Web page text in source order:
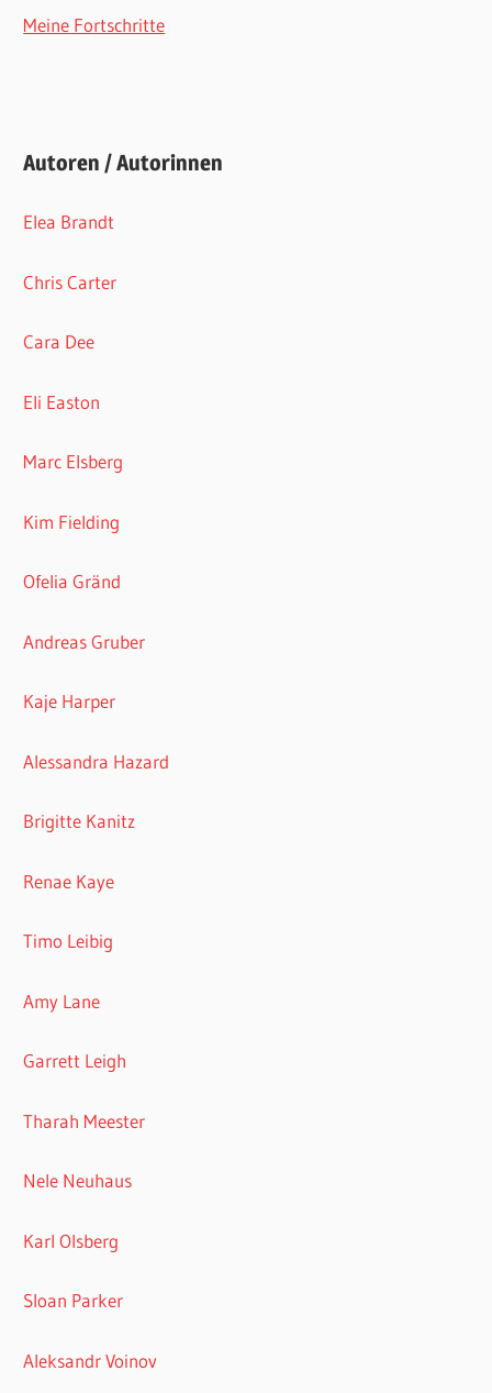
Meine Fortschritte
Autoren / Autorinnen
Elea Brandt
Chris Carter
Cara Dee
Eli Easton
Marc Elsberg
Kim Fielding
Ofelia Gränd
Andreas Gruber
Kaje Harper
Alessandra Hazard
Brigitte Kanitz
Renae Kaye
Timo Leibig
Amy Lane
Garrett Leigh
Tharah Meester
Nele Neuhaus
Karl Olsberg
Sloan Parker
Aleksandr Voinov